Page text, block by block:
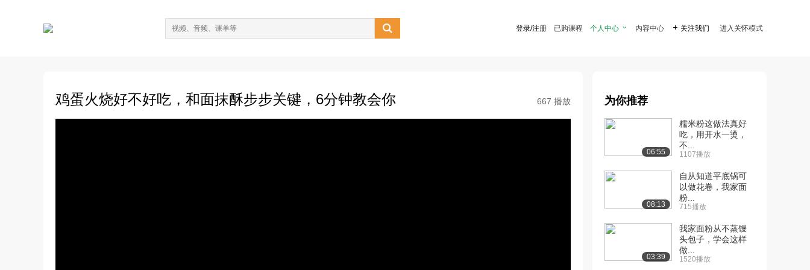
 登录/注册 已购课程 个人中心  内容中心  关注我们 进入关怀模式
鸡蛋火烧好不好吃，和面抹酥步步关键，6分钟教会你 667 播放 为你推荐
06:55
糯米粉这做法真好
吃，用开水一烫，
不...
1107播放
08:13
自从知道平底锅可
以做花卷，我家面
粉...
715播放
03:39
我家面粉从不蒸馒
头包子，学会这样
做...
1520播放